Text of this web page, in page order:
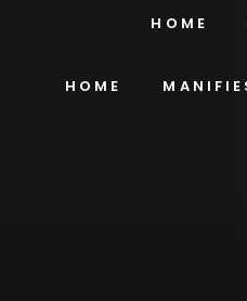
HOME
HOME